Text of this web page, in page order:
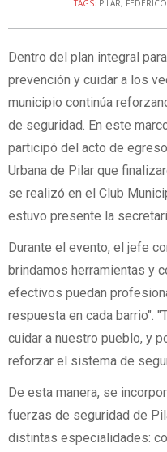
TAGS: PILAR,
Dentro del plan integral
prevención y cuidar a los
municipio continúa
de seguridad. En este
participó del acto de
Urbana de Pilar que
se realizó en el Club
estuvo presente la
Durante el evento, el jefe
brindamos herramientas y
efectivos puedan
respuesta en cada barrio".
cuidar a nuestro pueblo, y
reforzar el sistema de
De esta manera, se
fuerzas de seguridad de
distintas especialidades: